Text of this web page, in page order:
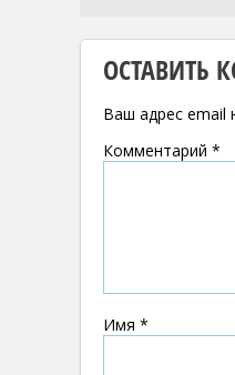
ОСТАВИТЬ
Ваш адрес email
Комментарий *
Имя *